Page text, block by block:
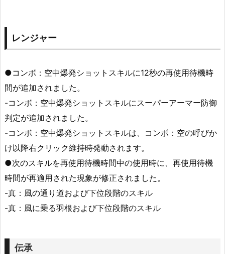
レンジャー
●コンボ：空中爆発ショットスキルに12秒の再使用待機時
間が追加されました。
-コンボ：空中爆発ショットスキルにスーパーアーマー防御
判定が追加されました。
-コンボ：空中爆発ショットスキルは、コンボ：空の呼びか
け以降右クリック維持時発動されます。
●次のスキルを再使用待機時間中の使用時に、再使用待機
時間が再適用された現象が修正されました。
-真：風の通り道および下位段階のスキル
-真：風に乗る羽根および下位段階のスキル
伝承